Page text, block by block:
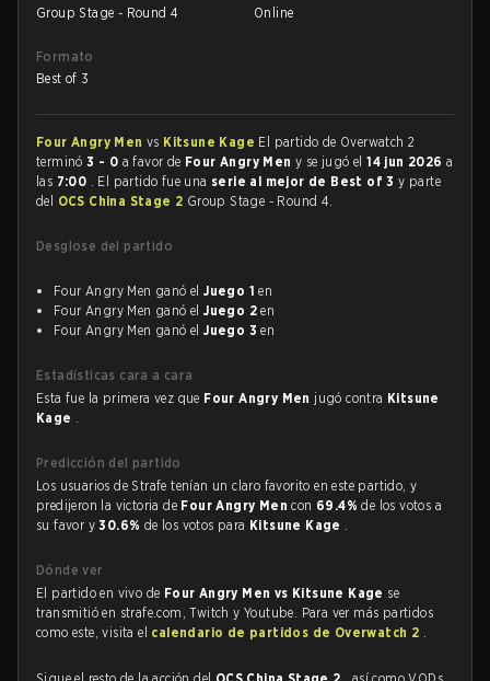
Group Stage - Round 4
Online
Formato
Best of 3
Four Angry Men vs Kitsune Kage El partido de Overwatch 2
terminó3 - 0 a favor de Four Angry Meny se jugó el14 jun 2026a
las 7:00 . El partido fue una serie al mejor de Best of 3y parte
del OCS China Stage 2 Group Stage - Round 4.
Desglose del partido
Four Angry Men ganó elJuego 1 en
Four Angry Men ganó elJuego 2 en
Four Angry Men ganó elJuego 3 en
Estadísticas cara a cara
Esta fue la primera vez que Four Angry Men jugó contra Kitsune
Kage .
Predicción del partido
Los usuarios de Strafe tenían un claro favorito en este partido, y
predijeron la victoria de Four Angry Mencon 69.4%de los votos a
su favor y30.6% de los votos para Kitsune Kage .
Dónde ver
El partido en vivo de Four Angry Men vs Kitsune Kage se
transmitió en strafe.com, Twitch y Youtube. Para ver más partidos
como este, visita el calendario de partidos de Overwatch 2 .